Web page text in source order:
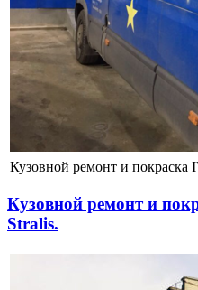
Кузовной ремонт и покраска
Кузовной ремонт и
Stralis.